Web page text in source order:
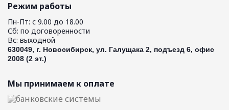
Режим работы
Пн-Пт: с 9.00 до 18.00
Сб: по договоренности
Вс: выходной
630049, г. Новосибирск, ул. Галущака 2, подъезд 6, офис
2008 (2 эт.)
Мы принимаем к оплате